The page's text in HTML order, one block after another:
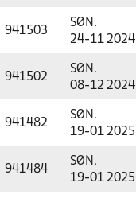
941503
SØN.
24-11 2024
941502
SØN.
08-12 2024
941482
SØN.
19-01 2025
941484
SØN.
19-01 2025